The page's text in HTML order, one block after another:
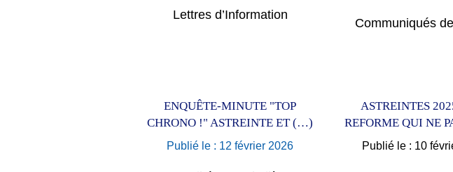
Lettres d’Information
Communiqués
ENQUÊTE-MINUTE "TOP
CHRONO !" ASTREINTE ET (…)
Publié le : 12 février 2026
ASTREINTES
REFORME QUI NE
Publié le : 10